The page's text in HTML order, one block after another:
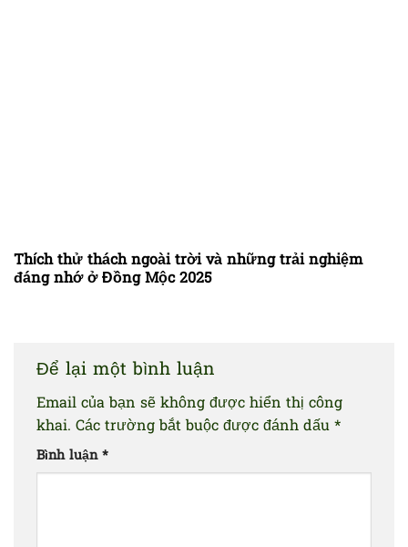
Thích thử thách ngoài trời và những trải nghiệm
đáng nhớ ở Đồng Mộc 2025
Để lại một bình luận
Email của bạn sẽ không được hiển thị công
khai. Các trường bắt buộc được đánh dấu *
Bình luận*